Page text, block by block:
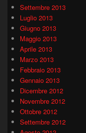
Settembre 2013
Luglio 2013
Giugno 2013
Maggio 2013
Aprile 2013
Marzo 2013
Febbraio 2013
Gennaio 2013
Dicembre 2012
Novembre 2012
Ottobre 2012
Settembre 2012